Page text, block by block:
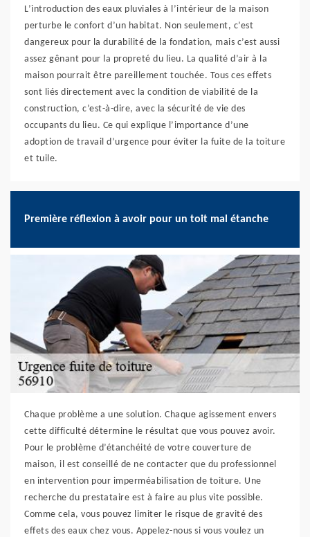
L’introduction des eaux pluviales à l’intérieur de la maison
perturbe le confort d’un habitat. Non seulement, c’est
dangereux pour la durabilité de la fondation, mais c’est aussi
assez gênant pour la propreté du lieu. La qualité d’air à la
maison pourrait être pareillement touchée. Tous ces effets
sont liés directement avec la condition de viabilité de la
construction, c’est-à-dire, avec la sécurité de vie des
occupants du lieu. Ce qui explique l’importance d’une
adoption de travail d’urgence pour éviter la fuite de la toiture
et tuile.
Première réflexion à avoir pour un toit mal étanche
Chaque problème a une solution. Chaque agissement envers
cette difficulté détermine le résultat que vous pouvez avoir.
Pour le problème d’étanchéité de votre couverture de
maison, il est conseillé de ne contacter que du professionnel
en intervention pour imperméabilisation de toiture. Une
recherche du prestataire est à faire au plus vite possible.
Comme cela, vous pouvez limiter le risque de gravité des
effets des eaux chez vous. Appelez-nous si vous voulez un